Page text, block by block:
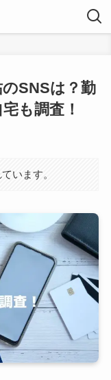
のSNSは？勤
も調査！
います。